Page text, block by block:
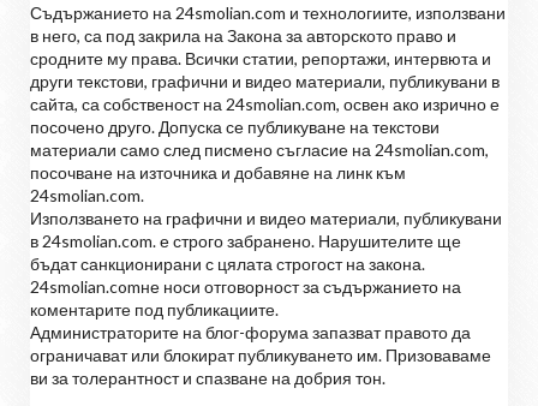
Съдържанието на 24smolian.com и технологиите, използвани
в него, са под закрила на Закона за авторското право и
сродните му права. Всички статии, репортажи, интервюта и
други текстови, графични и видео материали, публикувани в
сайта, са собственост на 24smolian.com, освен ако изрично е
посочено друго. Допуска се публикуване на текстови
материали само след писмено съгласие на 24smolian.com,
посочване на източника и добавяне на линк към
24smolian.com.
Използването на графични и видео материали, публикувани
в 24smolian.com. е строго забранено. Нарушителите ще
бъдат санкционирани с цялата строгост на закона.
24smolian.comне носи отговорност за съдържанието на
коментарите под публикациите.
Администраторите на блог-форума запазват правото да
ограничават или блокират публикуването им. Призоваваме
ви за толерантност и спазване на добрия тон.